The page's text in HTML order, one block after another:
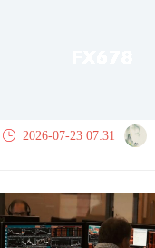
2026-07-23 07:31